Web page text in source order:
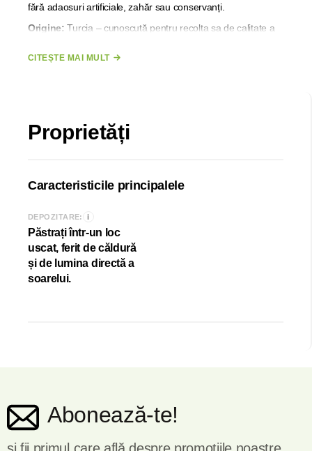
fără adaosuri artificiale, zahăr sau conservanți.
Origine: Turcia – cunoscută pentru recolta sa de calitate a
Masa netă 1 kg
CITEȘTE MAI MULT
Proprietăți
Caracteristicile principalele
DEPOZITARE: i
Păstrați într-un loc
uscat, ferit de căldură
și de lumina directă a
soarelui.
Abonează-te!
și fii primul care află despre promoțiile noastre.